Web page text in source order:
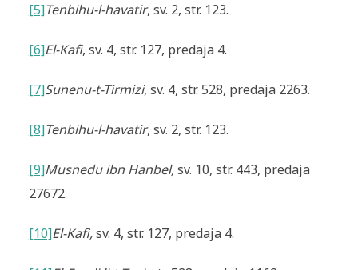
[5]Tenbihu-l-havatir, sv. 2, str. 123.
[6]El-Kafi, sv. 4, str. 127, predaja 4.
[7]Sunenu-t-Tirmizi, sv. 4, str. 528, predaja 2263.
[8]Tenbihu-l-havatir, sv. 2, str. 123.
[9]Musnedu ibn Hanbel,sv. 10, str. 443, predaja
27672.
[10]El-Kafi,sv. 4, str. 127, predaja 4.